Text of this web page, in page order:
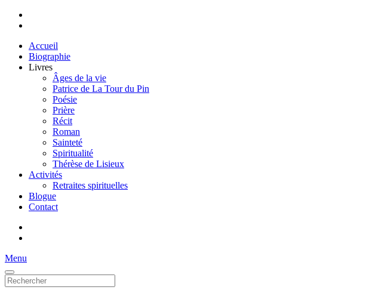
Accueil
Biographie
Livres
Âges de la vie
Patrice de La Tour du Pin
Poésie
Prière
Récit
Roman
Sainteté
Spiritualité
Thérèse de Lisieux
Activités
Retraites spirituelles
Blogue
Contact
Menu